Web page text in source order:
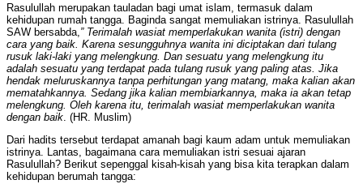
Rasulullah merupakan tauladan bagi umat islam, termasuk dalam
kehidupan rumah tangga. Baginda sangat memuliakan istrinya. Rasulullah
SAW bersabda,” Terimalah wasiat memperlakukan wanita (istri) dengan
cara yang baik. Karena sesungguhnya wanita ini diciptakan dari tulang
rusuk laki-laki yang melengkung. Dan sesuatu yang melengkung itu
adalah sesuatu yang terdapat pada tulang rusuk yang paling atas. Jika
hendak meluruskannya tanpa perhitungan yang matang, maka kalian akan
mematahkannya. Sedang jika kalian membiarkannya, maka ia akan tetap
melengkung. Oleh karena itu, terimalah wasiat memperlakukan wanita
dengan baik. (HR. Muslim)
Dari hadits tersebut terdapat amanah bagi kaum adam untuk memuliakan
istrinya. Lantas, bagaimana cara memuliakan istri sesuai ajaran
Rasulullah? Berikut sepenggal kisah-kisah yang bisa kita terapkan dalam
kehidupan berumah tangga: